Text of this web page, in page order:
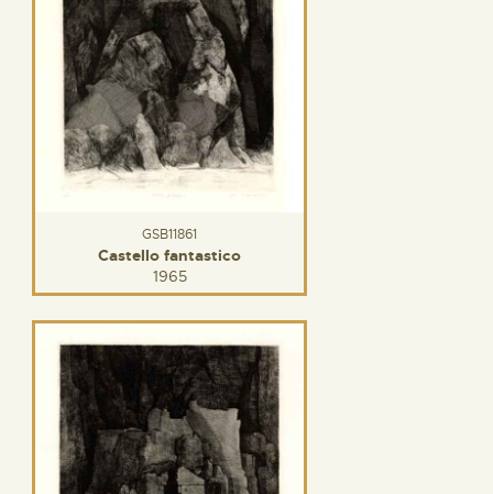
GSB11861
Castello fantastico
1965